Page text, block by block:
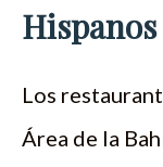
Hispanos
Los
Área de la